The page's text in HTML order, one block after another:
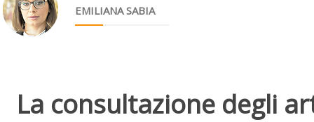
EMILIANA SABIA
La consultazione degli